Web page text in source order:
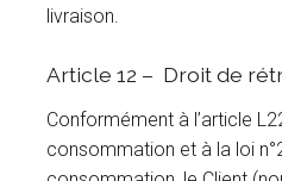
livraison.
Article 12 – Droit de
Conformément à l’article
consommation et à la loi